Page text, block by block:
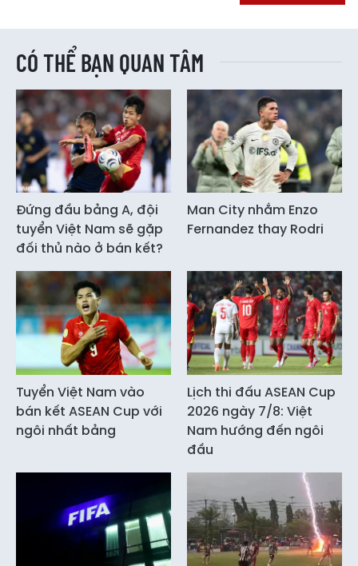
CÓ THỂ BẠN QUAN TÂM
Đứng đầu bảng A, đội
tuyển Việt Nam sẽ gặp
đối thủ nào ở bán kết?
Man City nhắm Enzo
Fernandez thay Rodri
Tuyển Việt Nam vào
bán kết ASEAN Cup với
ngôi nhất bảng
Lịch thi đấu ASEAN Cup
2026 ngày 7/8: Việt
Nam hướng đến ngôi
đầu